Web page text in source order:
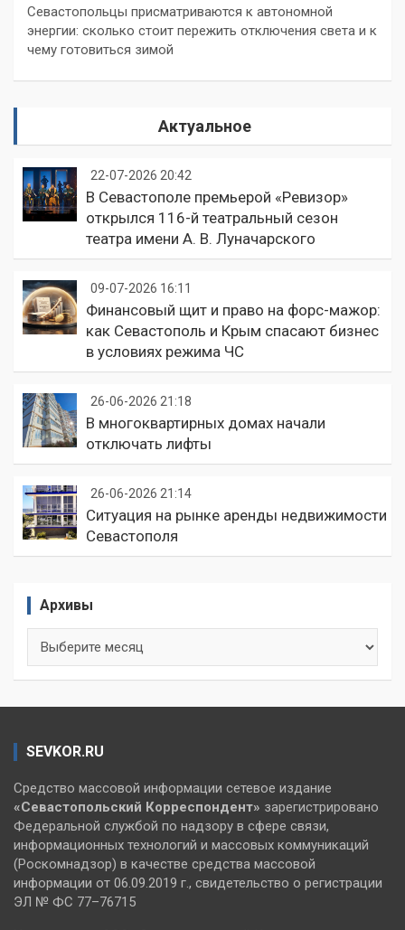
Севастопольцы присматриваются к автономной
энергии: сколько стоит пережить отключения света и к
чему готовиться зимой
Актуальное
22-07-2026 20:42
В Севастополе премьерой «Ревизор»
открылся 116-й театральный сезон
театра имени А. В. Луначарского
09-07-2026 16:11
Финансовый щит и право на форс-мажор:
как Севастополь и Крым спасают бизнес
в условиях режима ЧС
26-06-2026 21:18
В многоквартирных домах начали
отключать лифты
26-06-2026 21:14
Ситуация на рынке аренды недвижимости
Севастополя
Архивы
SEVKOR.RU
Средство массовой информации сетевое издание
«Севастопольский Корреспондент» зарегистрировано
Федеральной службой по надзору в сфере связи,
информационных технологий и массовых коммуникаций
(Роскомнадзор) в качестве средства массовой
информации от 06.09.2019 г., свидетельство о регистрации
ЭЛ № ФС 77–76715